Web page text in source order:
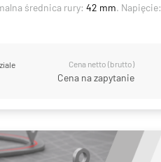
średnica rury: 42 mm. Napięcie:
Cena netto (brutto)
Cena na zapytanie